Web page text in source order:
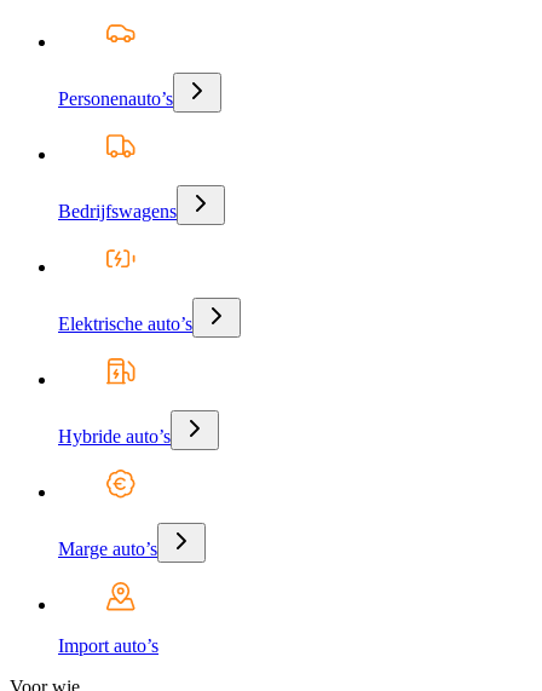
Personenauto’s
Bedrijfswagens
Elektrische auto’s
Hybride auto’s
Marge auto’s
Import auto’s
Voor wie